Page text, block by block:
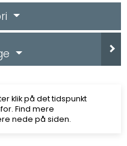
klik på det tidspunkt
Find mere
nede på siden.